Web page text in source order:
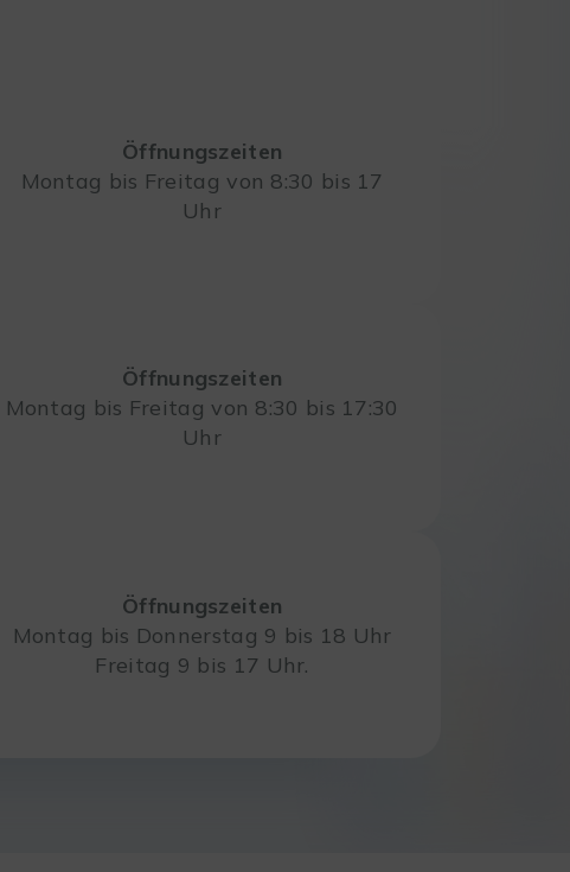
Öffnungszeiten
Montag bis Freitag von 8:30 bis 17
Uhr
Öffnungszeiten
Montag bis Freitag von 8:30 bis 17:30
Uhr
Öffnungszeiten
Montag bis Donnerstag 9 bis 18 Uhr
Freitag 9 bis 17 Uhr.